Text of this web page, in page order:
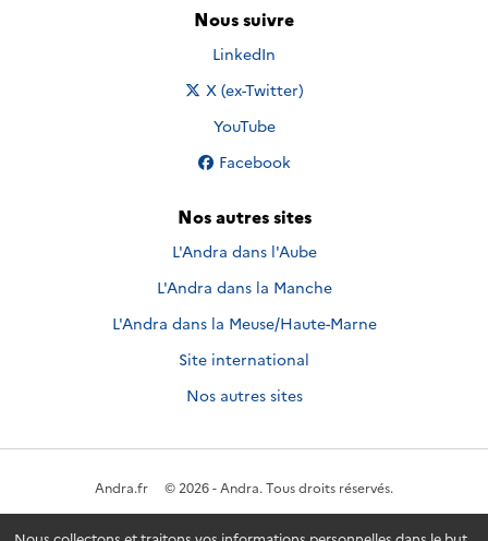
Nous suivre
Nous suivre sur
LinkedIn
Nous suivre sur
X (ex-Twitter)
Nous suivre sur
YouTube
Nous suivre sur
Facebook
Nos autres sites
L'Andra dans l'Aube
L'Andra dans la Manche
L'Andra dans la Meuse/Haute-Marne
Site international
Nos autres sites
Andra.fr © 2026 - Andra. Tous droits réservés.